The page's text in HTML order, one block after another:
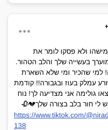
ולא פסקו לומר את
בעשייה שלך והלב הטהור.
למי שהכיר ומי שלא השארת
עמלק בעוז ובגבורה!! קודמת
גולימה אני מצדיעה לך! נוח
https://www.tiktok.com/
138